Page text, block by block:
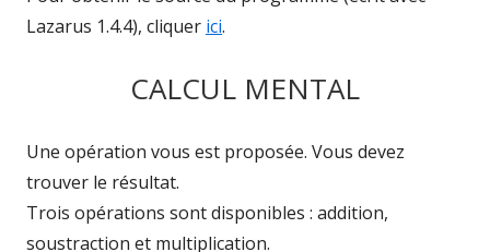
Lazarus 1.4.4), cliquer ici.
CALCUL MENTAL
Une opération vous est proposée. Vous devez
trouver le résultat.
Trois opérations sont disponibles : addition,
soustraction et multiplication.